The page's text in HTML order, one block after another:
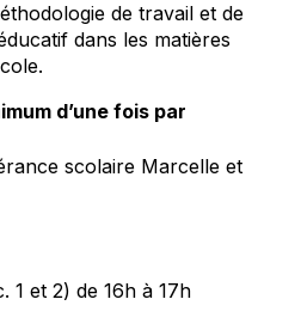
de travail et de
dans les matières
d’une fois par
scolaire Marcelle et
1 et 2) de 16h à 17h